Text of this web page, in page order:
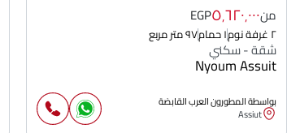
من٥٬٦٢٠٬٠٠٠EGP
٢ غرفة نوم ١ حمام ٩٧ متر مربع
شقة - سكني
Nyoum Assuit
بواسطة المطورون العرب القابضة
Assiut